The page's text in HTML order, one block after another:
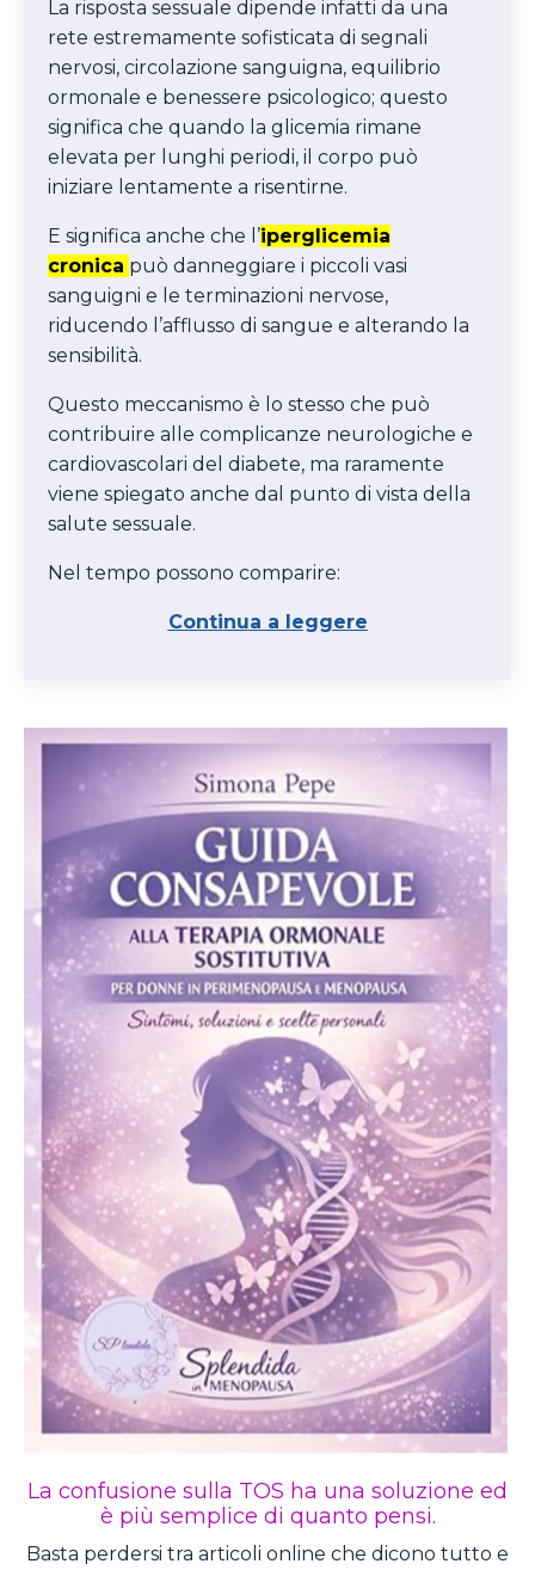
La risposta sessuale dipende infatti da una
rete estremamente sofisticata di segnali
nervosi, circolazione sanguigna, equilibrio
ormonale e benessere psicologico; questo
significa che quando la glicemia rimane
elevata per lunghi periodi, il corpo può
iniziare lentamente a risentirne.
E significa anche che l’iperglicemia
cronica può danneggiare i piccoli vasi
sanguigni e le terminazioni nervose,
riducendo l’afflusso di sangue e alterando la
sensibilità.
Questo meccanismo è lo stesso che può
contribuire alle complicanze neurologiche e
cardiovascolari del diabete, ma raramente
viene spiegato anche dal punto di vista della
salute sessuale.
Nel tempo possono comparire:
Continua a leggere
La confusione sulla TOS ha una soluzione ed
è più semplice di quanto pensi.
Basta perdersi tra articoli online che dicono tutto e